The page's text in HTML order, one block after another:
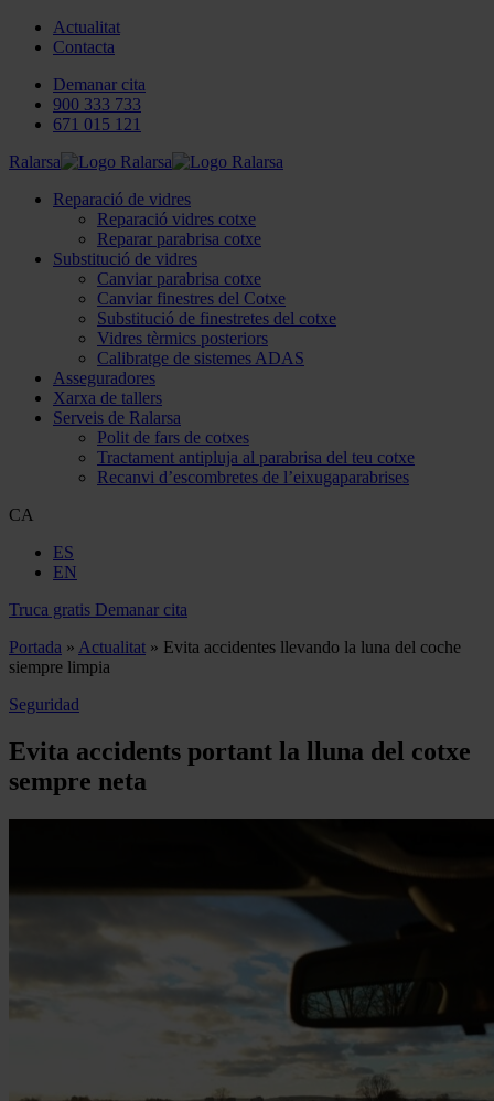
Actualitat
Contacta
Demanar cita
900 333 733
671 015 121
Ralarsa
Reparació de vidres
Reparació vidres cotxe
Reparar parabrisa cotxe
Substitució de vidres
Canviar parabrisa cotxe
Canviar finestres del Cotxe
Substitució de finestretes del cotxe
Vidres tèrmics posteriors
Calibratge de sistemes ADAS
Asseguradores
Xarxa de tallers
Serveis de Ralarsa
Polit de fars de cotxes
Tractament antipluja al parabrisa del teu cotxe
Recanvi d’escombretes de l’eixugaparabrises
CA
ES
EN
Truca gratis Demanar cita
Portada » Actualitat » Evita accidentes llevando la luna del coche
siempre limpia
Seguridad
Evita accidents portant la lluna del cotxe
sempre neta